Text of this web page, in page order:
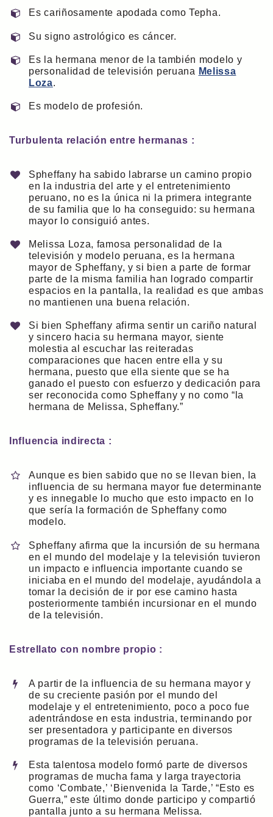
Es cariñosamente apodada como Tepha.
Su signo astrológico es cáncer.
Es la hermana menor de la también modelo y
personalidad de televisión peruana Melissa
Loza.
Es modelo de profesión.
Turbulenta relación entre hermanas :
Spheffany ha sabido labrarse un camino propio
en la industria del arte y el entretenimiento
peruano, no es la única ni la primera integrante
de su familia que lo ha conseguido: su hermana
mayor lo consiguió antes.
Melissa Loza, famosa personalidad de la
televisión y modelo peruana, es la hermana
mayor de Spheffany, y si bien a parte de formar
parte de la misma familia han logrado compartir
espacios en la pantalla, la realidad es que ambas
no mantienen una buena relación.
Si bien Spheffany afirma sentir un cariño natural
y sincero hacia su hermana mayor, siente
molestia al escuchar las reiteradas
comparaciones que hacen entre ella y su
hermana, puesto que ella siente que se ha
ganado el puesto con esfuerzo y dedicación para
ser reconocida como Spheffany y no como “la
hermana de Melissa, Spheffany.”
Influencia indirecta :
Aunque es bien sabido que no se llevan bien, la
influencia de su hermana mayor fue determinante
y es innegable lo mucho que esto impacto en lo
que sería la formación de Spheffany como
modelo.
Spheffany afirma que la incursión de su hermana
en el mundo del modelaje y la televisión tuvieron
un impacto e influencia importante cuando se
iniciaba en el mundo del modelaje, ayudándola a
tomar la decisión de ir por ese camino hasta
posteriormente también incursionar en el mundo
de la televisión.
Estrellato con nombre propio :
A partir de la influencia de su hermana mayor y
de su creciente pasión por el mundo del
modelaje y el entretenimiento, poco a poco fue
adentrándose en esta industria, terminando por
ser presentadora y participante en diversos
programas de la televisión peruana.
Esta talentosa modelo formó parte de diversos
programas de mucha fama y larga trayectoria
como ‘Combate,’ ‘Bienvenida la Tarde,’ “Esto es
Guerra,” este último donde participo y compartió
pantalla junto a su hermana Melissa.